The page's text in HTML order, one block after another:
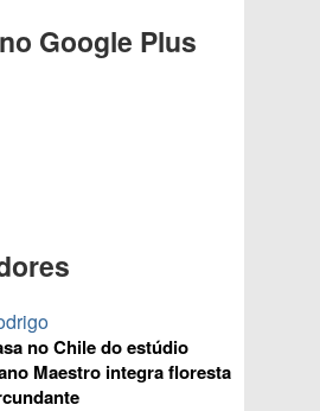
Google Plus
no Chile do estúdio
Maestro integra floresta